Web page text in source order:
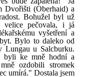
Dvořišti (Oberhaid) a
Bohužel byl už
velice pečovala, i já
vyšetření a
Bylo to daleko od
Lungau u Salcburku.
byli ke mně hodní a
ozdobili stromek
umírá." Dostala jsem